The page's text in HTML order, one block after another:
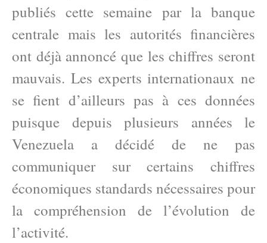
publiés cette semaine par la banque
centrale mais les autorités financières
ont déjà annoncé que les chiffres seront
mauvais. Les experts internationaux ne
se fient d’ailleurs pas à ces données
puisque depuis plusieurs années le
Venezuela a décidé de ne pas
communiquer sur certains chiffres
économiques standards nécessaires pour
la compréhension de l’évolution de
l’activité.